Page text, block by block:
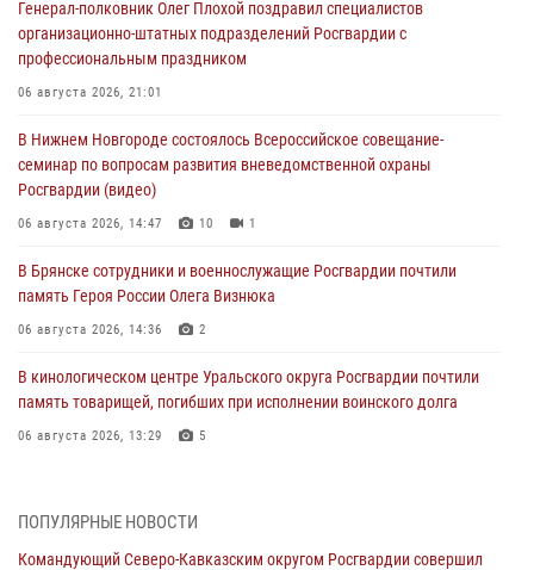
Генерал-полковник Олег Плохой поздравил специалистов
организационно-штатных подразделений Росгвардии с
профессиональным праздником
06 августа 2026, 21:01
В Нижнем Новгороде состоялось Всероссийское совещание-
семинар по вопросам развития вневедомственной охраны
Росгвардии (видео)
06 августа 2026, 14:47 10 1
В Брянске сотрудники и военнослужащие Росгвардии почтили
память Героя России Олега Визнюка
06 августа 2026, 14:36 2
В кинологическом центре Уральского округа Росгвардии почтили
память товарищей, погибших при исполнении воинского долга
06 августа 2026, 13:29 5
ПОПУЛЯРНЫЕ НОВОСТИ
Командующий Северо-Кавказским округом Росгвардии совершил